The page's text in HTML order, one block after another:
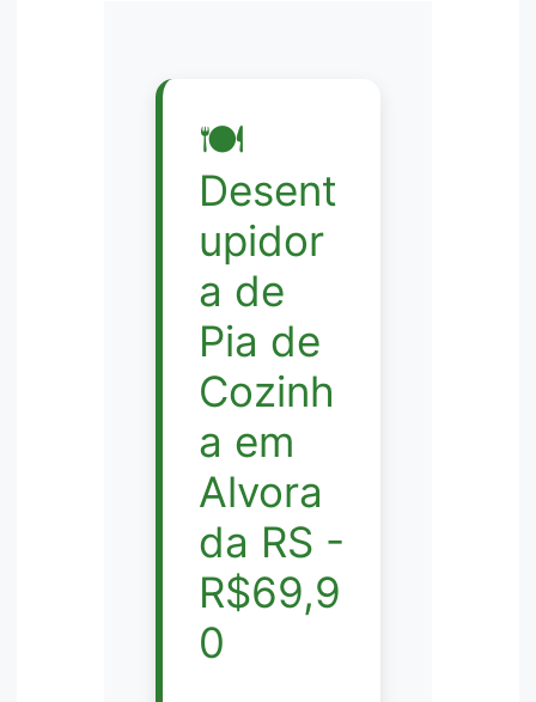
🍽️
Desent
upidor
a de
Pia de
Cozinh
a em
Alvora
da RS -
R$69,9
0